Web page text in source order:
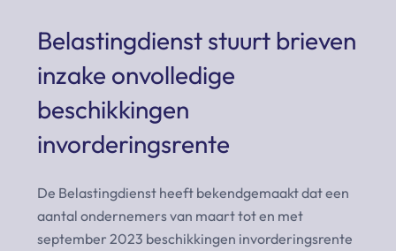
Belastingdienst stuurt brieven
inzake onvolledige
beschikkingen
invorderingsrente
De Belastingdienst heeft bekendgemaakt dat een
aantal ondernemers van maart tot en met
september 2023 beschikkingen invorderingsrente